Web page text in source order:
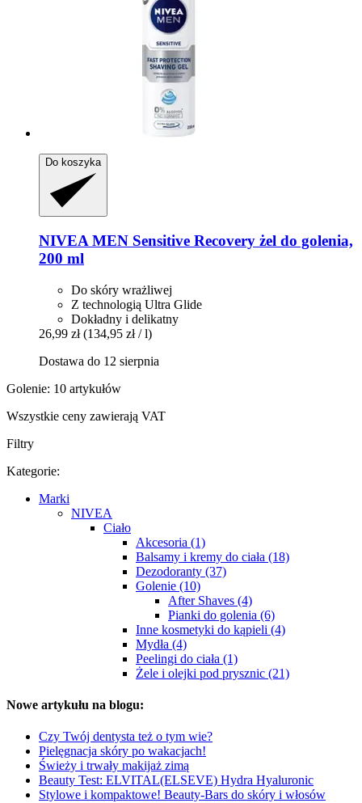
Do koszyka
NIVEA MEN Sensitive Recovery żel do golenia,
200 ml
Do skóry wrażliwej
Z technologią Ultra Glide
Dokładny i delikatny
26,99 zł (134,95 zł / l)
Dostawa do 12 sierpnia
Golenie: 10 artykułów
Wszystkie ceny zawierają VAT
Filtry
Kategorie:
Marki
NIVEA
Ciało
Akcesoria (1)
Balsamy i kremy do ciała (18)
Dezodoranty (37)
Golenie (10)
After Shaves (4)
Pianki do golenia (6)
Inne kosmetyki do kąpieli (4)
Mydła (4)
Peelingi do ciała (1)
Żele i olejki pod prysznic (21)
Nowe artykułu na blogu:
Czy Twój dentysta też o tym wie?
Pielęgnacja skóry po wakacjach!
Świeży i trwały makijaż zimą
Beauty Test: ELVITAL(ELSEVE) Hydra Hyaluronic
Stylowe i kompaktowe! Beauty-Bars do skóry i włosów